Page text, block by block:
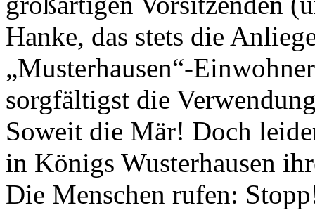
Hanke, das stets die
„Musterhausen“-
sorgfältigst die
Soweit die Mär! Doch
in Königs Wusterhausen
Die Menschen rufen: